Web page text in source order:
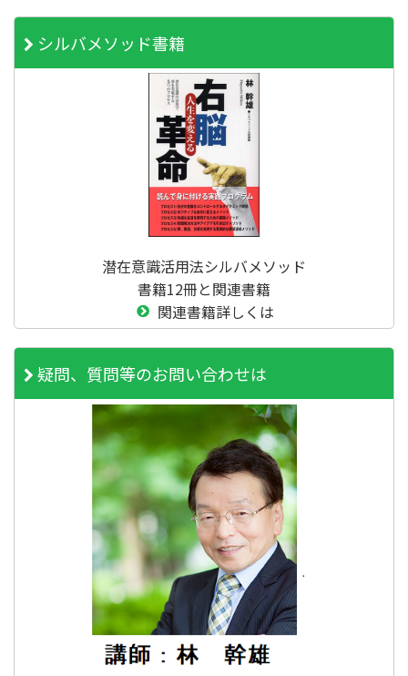
シルバメソッド書籍
潜在意識活用法シルバメソッド
書籍12冊と関連書籍
関連書籍詳しくは
疑問、質問等のお問い合わせは